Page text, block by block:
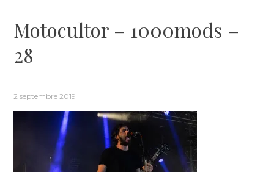
Motocultor – 1000mods –
28
2 septembre 2019